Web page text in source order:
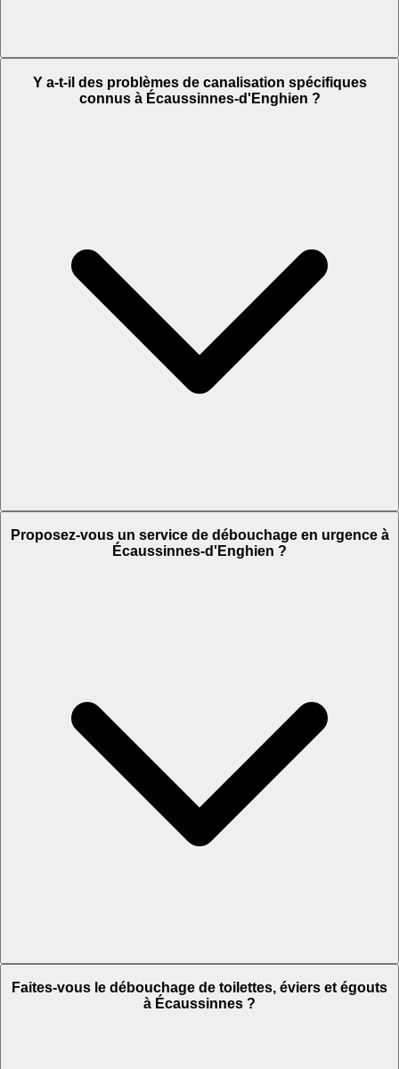
Y a-t-il des problèmes de canalisation spécifiques
connus à Écaussinnes-d'Enghien ?
Proposez-vous un service de débouchage en urgence à
Écaussinnes-d'Enghien ?
Faites-vous le débouchage de toilettes, éviers et égouts
à Écaussinnes ?